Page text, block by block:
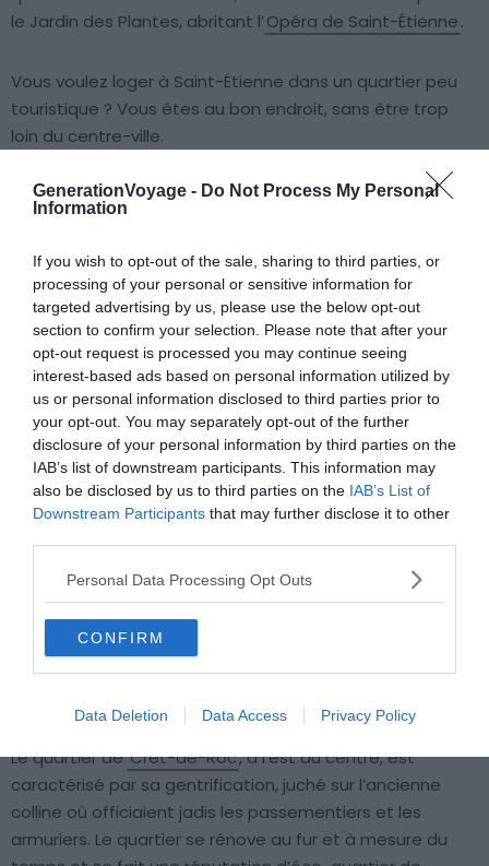
GenerationVoyage - Do Not Process My Personal
Information
If you wish to opt-out of the sale, sharing to third parties, or
processing of your personal or sensitive information for
targeted advertising by us, please use the below opt-out
section to confirm your selection. Please note that after your
opt-out request is processed you may continue seeing
interest-based ads based on personal information utilized by
us or personal information disclosed to third parties prior to
your opt-out. You may separately opt-out of the further
disclosure of your personal information by third parties on the
IAB’s list of downstream participants. This information may
also be disclosed by us to third parties on the IAB’s List of
Downstream Participants that may further disclose it to other
Personal Data Processing Opt Outs
CONFIRM
Data Deletion Data Access Privacy Policy
le Jardin des Plantes, abritant l’Opéra de Saint-Étienne.
Vous voulez loger à Saint-Étienne dans un quartier peu
touristique ? Vous êtes au bon endroit, sans être trop
loin du centre-ville.
Trouver un hôtel à Villeboeuf ou Fauriel
Crêt-de-Roc
Crédit photo : Flickr – mout1234
Le quartier deCrêt-de-Roc, à l’est du centre, est
caractérisé par sa gentrification, juché sur l’ancienne
colline où officiaient jadis les passementiers et les
armuriers. Le quartier se rénove au fur et à mesure du